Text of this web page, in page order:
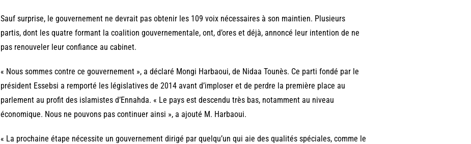
Sauf surprise, le gouvernement ne devrait pas obtenir les 109 voix nécessaires à son maintien. Plusieurs
partis, dont les quatre formant la coalition gouvernementale, ont, d’ores et déjà, annoncé leur intention de ne
pas renouveler leur confiance au cabinet.
« Nous sommes contre ce gouvernement », a déclaré Mongi Harbaoui, de Nidaa Tounès. Ce parti fondé par le
président Essebsi a remporté les législatives de 2014 avant d’imploser et de perdre la première place au
parlement au profit des islamistes d’Ennahda. « Le pays est descendu très bas, notamment au niveau
économique. Nous ne pouvons pas continuer ainsi », a ajouté M. Harbaoui.
« La prochaine étape nécessite un gouvernement dirigé par quelqu’un qui aie des qualités spéciales, comme le